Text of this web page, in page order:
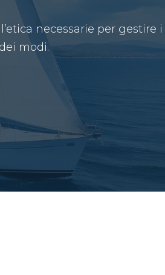
necessarie per gestire
modi.